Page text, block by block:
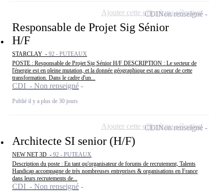
Responsable de Projet Sig Sénior
H/F
STARCLAY - 92 - PUTEAUX
POSTE : Responsable de Projet Sig Sénior H/F DESCRIPTION : Le secteur de
l'énergie est en pleine mutation, et la donnée géographique est au coeur de cette
transformation. Dans le cadre d'un...
CDI - Non renseigné
Publié il y a plus de 30 jours
CDINon renseigné
Ajouter cette offre à ma sélection
Architecte SI senior (H/F)
NEW NET 3D - 92 - PUTEAUX
Description du poste : En tant qu'organisateur de forums de recrutement, Talents
Handicap accompagne de très nombreuses entreprises & organisations en France
dans leurs recrutements de...
CDI - Non renseigné
CDINon renseigné
Ajouter cette offre à ma sélection